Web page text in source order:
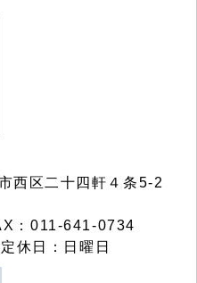
西区二十四軒４条5-2
：011-641-0734
休日：日曜日